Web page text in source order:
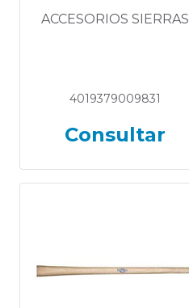
ACCESORIOS SIERRAS
4019379009831
Consultar